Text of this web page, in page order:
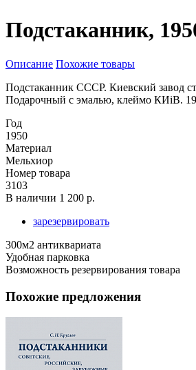
Подстаканник,
Описание Похожие товары
Подстаканник СССР. Киевский завод
Подарочный с эмалью, клеймо КИiВ.
Год
1950
Материал
Мельхиор
Номер товара
3103
В наличии 1 200 р.
зарезервировать
300м2 антиквариата
Удобная парковка
Возможность резервирования товара
Похожие предложения